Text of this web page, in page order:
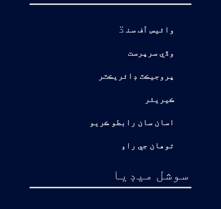
وائيس آف سن ڌ
وڏي سرپرست
پروجيڪٽ ڊائريڪٽر
ڪيريئر
اسان سان رابطو ڪريو
توهان جي راءِ
سوشل ميڊيا